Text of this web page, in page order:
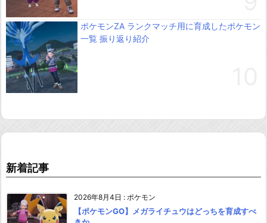
ポケモンZA ランクマッチ用に育成したポケモン
一覧 振り返り紹介
新着記事
2026年8月4日 : ポケモン
【ポケモンGO】メガライチュウはどっちを育成すべ